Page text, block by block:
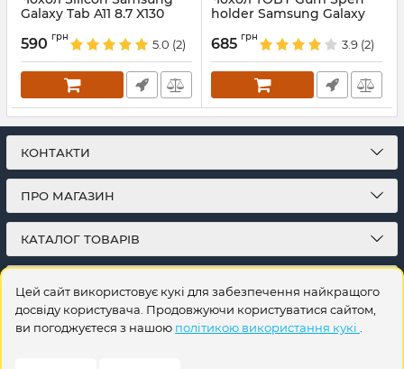
Galaxy Tab A11 8.7 X130
Артикул: 688350
590 грн
5.0 (2)
holder Samsung Galaxy
Артикул: 688339
685 грн
3.9 (2)
КОНТАКТИ
ПРО МАГАЗИН
КАТАЛОГ ТОВАРІВ
Цей сайт використовує кукі для забезпечення найкращого
досвіду користувача. Продовжуючи користуватися сайтом,
ви погоджуєтеся з нашою політикою використання кукі